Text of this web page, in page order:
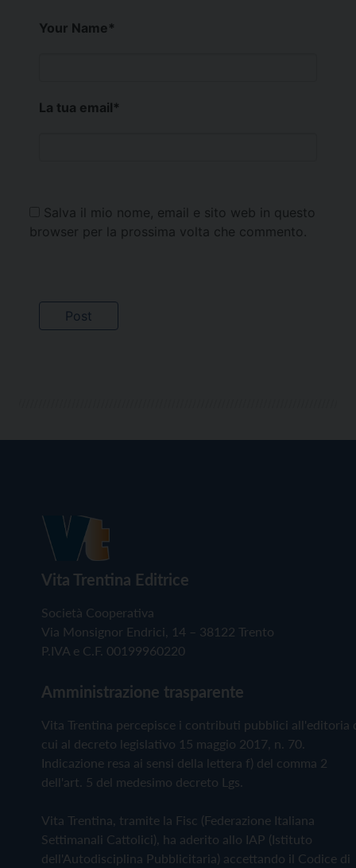
Your Name*
La tua email*
Salva il mio nome, email e sito web in questo
browser per la prossima volta che commento.
Vita Trentina Editrice
Società Cooperativa
Via Monsignor Endrici, 14 – 38122 Trento
P.IVA e C.F. 00199960220
Amministrazione trasparente
Vita Trentina percepisce i contributi pubblici all'editoria
cui al decreto legislativo 15 maggio 2017, n. 70.
Indicazione resa ai sensi della lettera f) del comma 2
dell'art. 5 del medesimo decreto Lgs.
Vita Trentina, tramite la Fisc (Federazione Italiana
Settimanali Cattolici), ha aderito allo IAP (Istituto
dell'Autodisciplina Pubblicitaria) accettando il Codice di